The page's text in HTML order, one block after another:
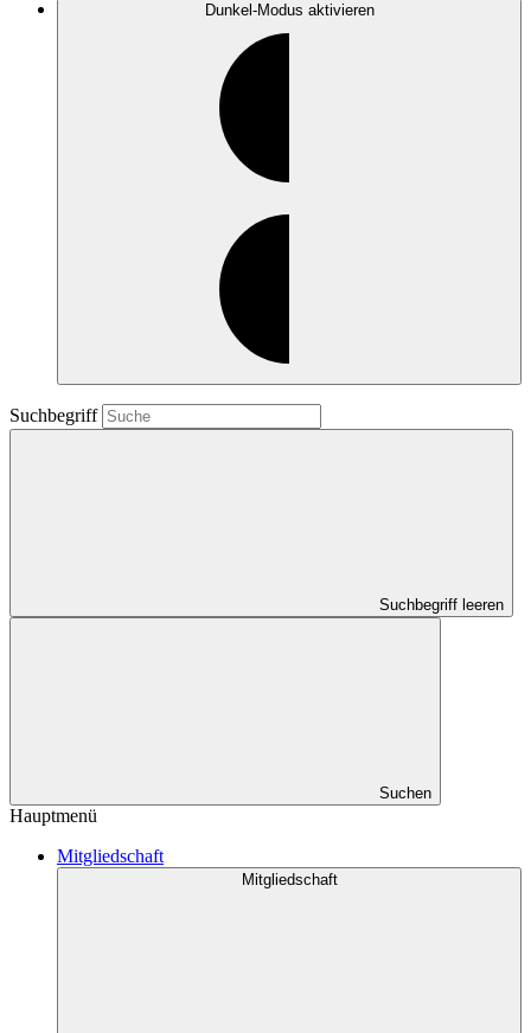
Dunkel-Modus aktivieren
Suchbegriff
Suchbegriff leeren
Suchen
Hauptmenü
Mitgliedschaft
Mitgliedschaft